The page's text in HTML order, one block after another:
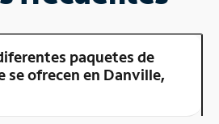
paquetes de
se ofrecen en Danville,